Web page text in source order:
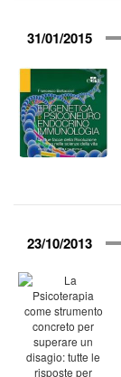
31/01/2015
23/10/2013